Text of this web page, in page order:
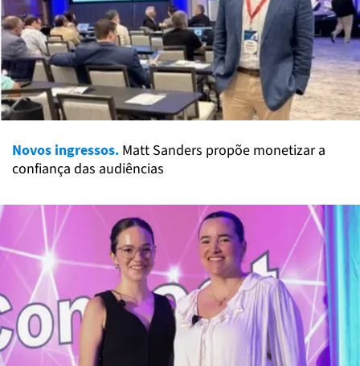
Novos ingressos. Matt Sanders propõe monetizar a
confiança das audiências